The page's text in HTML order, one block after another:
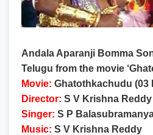
Andala Aparanji Bomma
Telugu from the movie
Movie: Ghatothkachudu (03
Director: S V Krishna Reddy
Singer: S P
Music: S V Krishna Reddy